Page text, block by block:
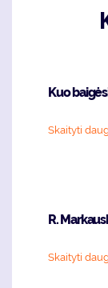
Kuo
Skaityti
R.
Skaityti